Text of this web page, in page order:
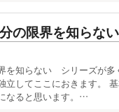
の限界を知らな
を知らない シリーズが多
立してここにおきます。
なると思います。…